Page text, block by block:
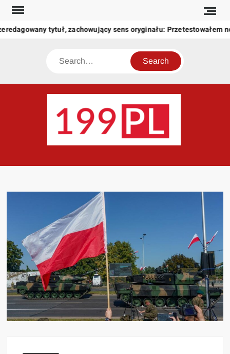
Skip
content
tytuł, zachowujący sens oryginału: Przetestowałem
Search
świat